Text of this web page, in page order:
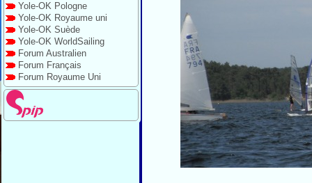
Yole-OK Pologne
Yole-OK Royaume uni
Yole-OK Suède
Yole-OK WorldSailing
Forum Australien
Forum Français
Forum Royaume Uni